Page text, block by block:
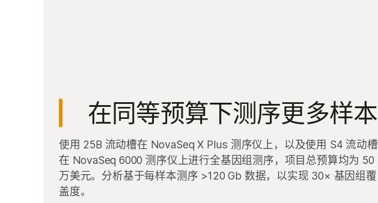
在同等预算下测序更多样本
使用 25B 流动槽在 NovaSeq X Plus 测序仪上，以及使用 S4 流动槽
在 NovaSeq 6000 测序仪上进行全基因组测序，项目总预算均为 50
万美元。分析基于每样本测序 >120 Gb 数据，以实现 30× 基因组覆
盖度。